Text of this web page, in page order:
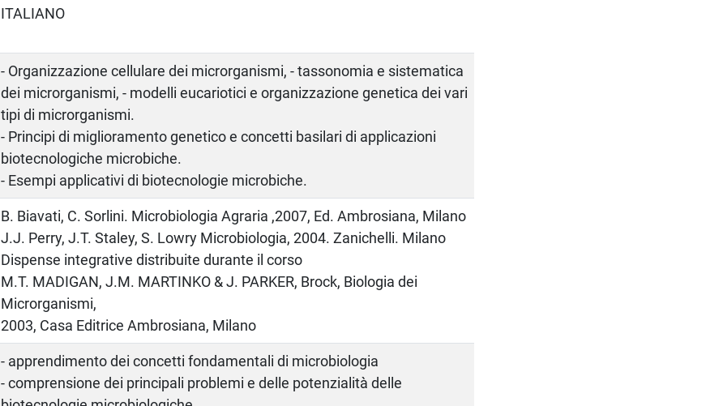
ITALIANO
- Organizzazione cellulare dei microrganismi, - tassonomia e sistematica
dei microrganismi, - modelli eucariotici e organizzazione genetica dei vari
tipi di microrganismi.
- Principi di miglioramento genetico e concetti basilari di applicazioni
biotecnologiche microbiche.
- Esempi applicativi di biotecnologie microbiche.
B. Biavati, C. Sorlini. Microbiologia Agraria ,2007, Ed. Ambrosiana, Milano
J.J. Perry, J.T. Staley, S. Lowry Microbiologia, 2004. Zanichelli. Milano
Dispense integrative distribuite durante il corso
M.T. MADIGAN, J.M. MARTINKO & J. PARKER, Brock, Biologia dei
Microrganismi,
2003, Casa Editrice Ambrosiana, Milano
- apprendimento dei concetti fondamentali di microbiologia
- comprensione dei principali problemi e delle potenzialità delle